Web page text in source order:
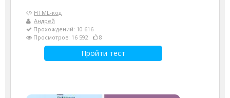
HTML-код
Андрей
Прохождений: 10 616
Просмотров: 16 592
8
Пройти тест